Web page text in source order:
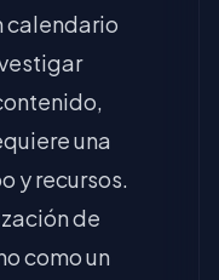
calendario
una
y recursos.
de
como un